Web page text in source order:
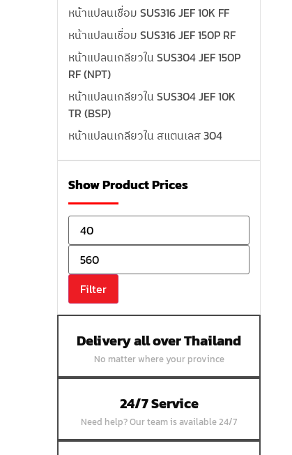
หน้าแปลนเชื่อม SUS316 JEF 10K FF
หน้าแปลนเชื่อม SUS316 JEF 150P RF
หน้าแปลนเกลียวใน SUS304 JEF 150P
RF (NPT)
หน้าแปลนเกลียวใน SUS304 JEF 10K
TR (BSP)
หน้าแปลนเกลียวใน สแตนเลส 304
หน้าแปลนบอดสแตนเลส 304
หน้าแปลนเชื่อมสแตนเลส 304
หน้าแปลนเหล็กเกลียวใน
หน้าแปลนเหล็กคอสูง
หน้าแปลนเชื่อมเหล็กสลิปออน
หน้าแปลนเชื่อมเหล็กบอด
หน้าแปลนเชื่อมบอด SUS304 JEF 300P
RF
RF
หน้าแปลนเชื่อมบอด SUS304 JEF PN16
หน้าแปลนเชื่อมบอด SUS304 JEF PN10
Show Product Prices
Filter
Delivery all over Thailand
No matter where your province
24/7 Service
Need help? Our team is available 24/7